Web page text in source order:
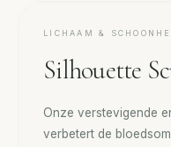
LICHAAM &
Silhouette
Onze verstevigende
verbetert de